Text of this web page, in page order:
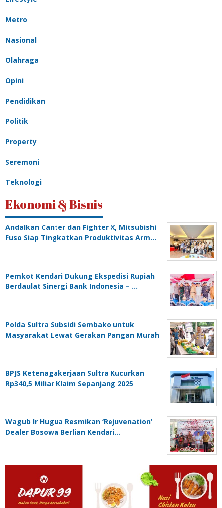
Metro
Nasional
Olahraga
Opini
Pendidikan
Politik
Property
Seremoni
Teknologi
Ekonomi & Bisnis
Andalkan Canter dan Fighter X, Mitsubishi
Fuso Siap Tingkatkan Produktivitas Arm…
Pemkot Kendari Dukung Ekspedisi Rupiah
Berdaulat Sinergi Bank Indonesia – …
Polda Sultra Subsidi Sembako untuk
Masyarakat Lewat Gerakan Pangan Murah
BPJS Ketenagakerjaan Sultra Kucurkan
Rp340,5 Miliar Klaim Sepanjang 2025
Wagub Ir Hugua Resmikan ‘Rejuvenation’
Dealer Bosowa Berlian Kendari…